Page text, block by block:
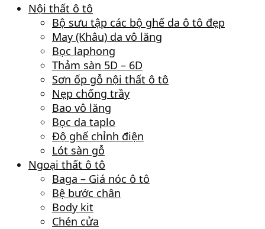
Nội thất ô tô
Bộ sưu tập các bộ ghế da ô tô đẹp
May (Khâu) da vô lăng
Bọc laphong
Thảm sàn 5D – 6D
Sơn ốp gỗ nội thất ô tô
Nẹp chống trầy
Bao vô lăng
Bọc da taplo
Độ ghế chỉnh điện
Lót sàn gỗ
Ngoại thất ô tô
Baga – Giá nóc ô tô
Bệ bước chân
Body kit
Chén cửa